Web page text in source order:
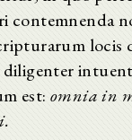
contemnenda
locis
diligenter
est: omnia in